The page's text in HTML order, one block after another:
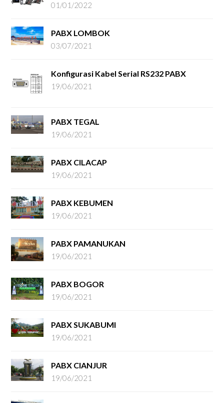
01/01/2022
PABX LOMBOK
03/07/2021
Konfigurasi Kabel Serial RS232 PABX
19/06/2021
PABX TEGAL
19/06/2021
PABX CILACAP
19/06/2021
PABX KEBUMEN
19/06/2021
PABX PAMANUKAN
19/06/2021
PABX BOGOR
19/06/2021
PABX SUKABUMI
19/06/2021
PABX CIANJUR
19/06/2021